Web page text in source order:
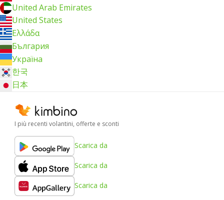
United Arab Emirates
United States
Ελλάδα
България
Україна
한국
日本
I più recenti volantini, offerte e sconti
Scarica da
Scarica da
Scarica da